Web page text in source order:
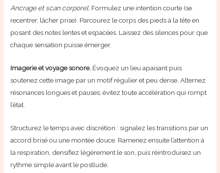
Ancrage et scan corporel. Formulez une intention courte (se
recentrer, lâcher prise). Parcourez le corps des pieds à la tête en
posant des notes lentes et espacées. Laissez des silences pour que
chaque sensation puisse émerger.
Imagerie et voyage sonore. Évoquez un lieu apaisant puis
soutenez cette image par un motif régulier et peu dense. Alternez
résonances longues et pauses; évitez toute accélération qui rompt
l’état.
Structurez le temps avec discrétion : signalez les transitions par un
accord brisé ou une montée douce. Ramenez ensuite l’attention à
la respiration, densifiez légèrement le son, puis réintroduisez un
rythme simple avant le postlude.